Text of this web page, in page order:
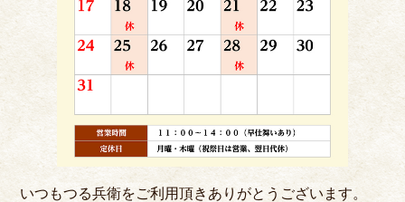
いつもつる兵衛をご利用頂きありがとうございます。